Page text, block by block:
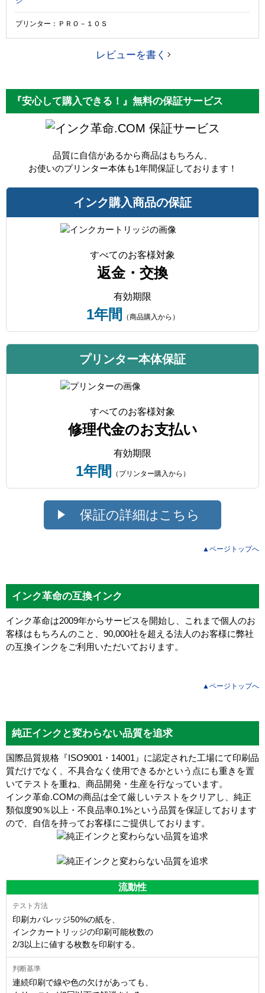
プリンター：ＰＲＯ－１０Ｓ
レビューを書く
『安心して購入できる！』無料の保証サービス
保証サービス
品質に自信があるから商品はもちろん、
お使いのプリンター本体も1年間保証しております！
インク購入商品の保証
すべてのお客様対象
返金・交換
有効期限
1年間 （商品購入から）
プリンター本体保証
すべてのお客様対象
修理代金のお支払い
有効期限
1年間 （プリンター購入から）
保証の詳細はこちら
▲ページトップへ
インク革命の互換インク
インク革命は2009年からサービスを開始し、これまで個人のお
客様はもちろんのこと、90,000社を超える法人のお客様に弊社
の互換インクをご利用いただいております。
▲ページトップへ
純正インクと変わらない品質を追求
国際品質規格『ISO9001・14001』に認定された工場にて印刷品
質だけでなく、不具合なく使用できるかという点にも重きを置
いてテストを重ね、商品開発・生産を行なっています。
インク革命.COMの商品は全て厳しいテストをクリアし、 純正
類似度90％以上・不良品率0.1%という品質を保証しております
ので、自信を持ってお客様にご提供しております。
流動性
印刷カバレッジ50%の紙を、
インクカートリッジの印刷可能枚数の
2/3以上に値する枚数を印刷する。
連続印刷で線や色の欠けがあっても、